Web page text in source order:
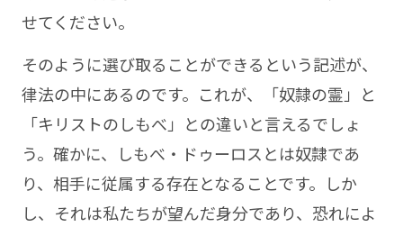
せてください。
そのように選び取ることができるという記述が、
律法の中にあるのです。これが、「奴隷の霊」と
「キリストのしもべ」との違いと言えるでしょ
う。確かに、しもべ・ドゥーロスとは奴隷であ
り、相手に従属する存在となることです。しか
し、それは私たちが望んだ身分であり、恐れによ